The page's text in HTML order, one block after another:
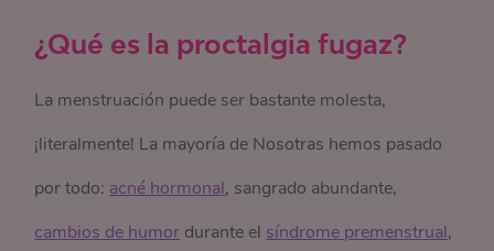
¿Qué es la proctalgia fugaz?
La menstruación puede ser bastante molesta,
¡literalmente! La mayoría de Nosotras hemos pasado
por todo: acné hormonal, sangrado abundante,
cambios de humor durante el síndrome premenstrual,